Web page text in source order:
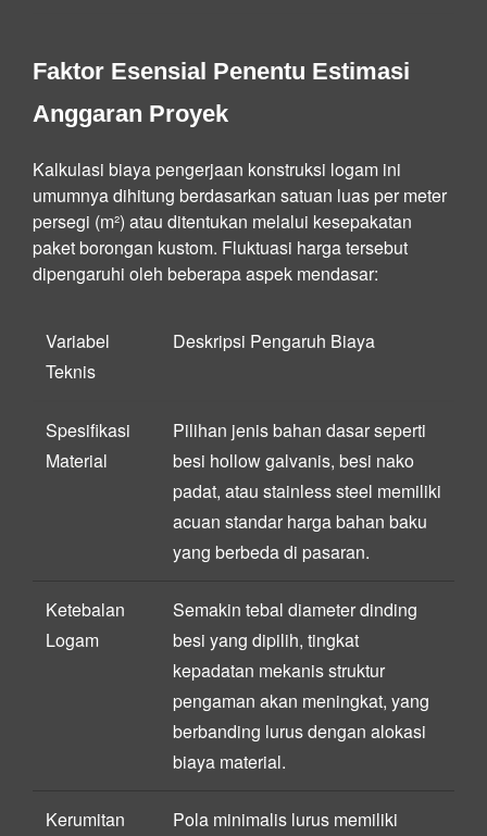
Faktor Esensial Penentu Estimasi
Anggaran Proyek
Kalkulasi biaya pengerjaan konstruksi logam ini
umumnya dihitung berdasarkan satuan luas per meter
persegi (m²) atau ditentukan melalui kesepakatan
paket borongan kustom. Fluktuasi harga tersebut
dipengaruhi oleh beberapa aspek mendasar:
Variabel
Teknis
Deskripsi Pengaruh Biaya
Spesifikasi
Material
Pilihan jenis bahan dasar seperti
besi hollow galvanis, besi nako
padat, atau stainless steel memiliki
acuan standar harga bahan baku
yang berbeda di pasaran.
Ketebalan
Logam
Semakin tebal diameter dinding
besi yang dipilih, tingkat
kepadatan mekanis struktur
pengaman akan meningkat, yang
berbanding lurus dengan alokasi
biaya material.
Kerumitan Pola minimalis lurus memiliki